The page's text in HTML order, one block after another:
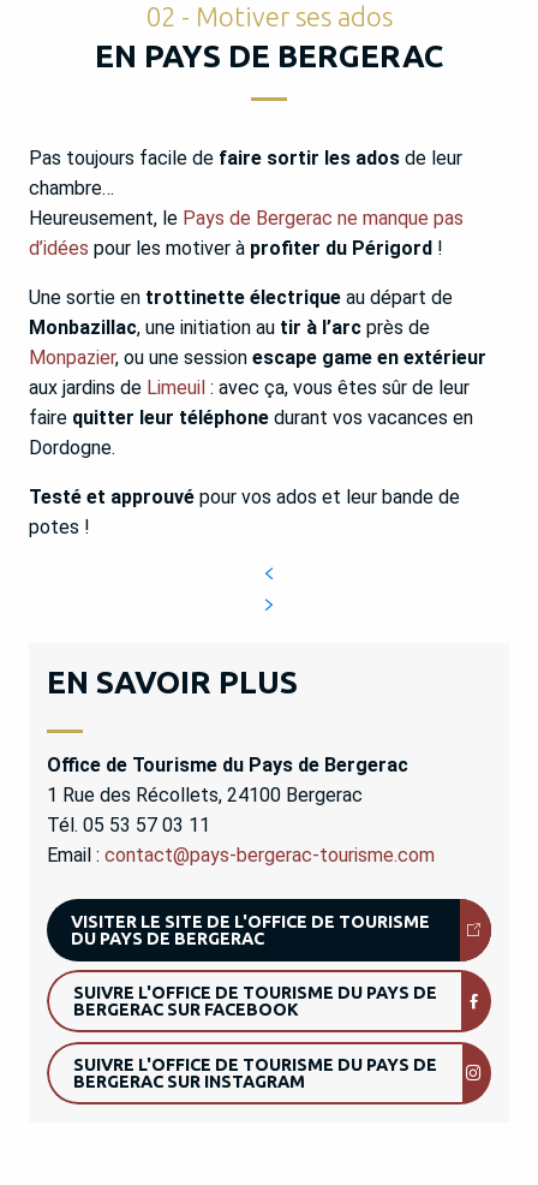
02 - Motiver ses ados
EN PAYS DE BERGERAC
Pas toujours facile de faire sortir les ados de leur
chambre…
Heureusement, le Pays de Bergerac ne manque pas
d’idées pour les motiver à profiter du Périgord !
Une sortie en trottinette électrique au départ de
Monbazillac, une initiation au tir à l’arc près de
Monpazier, ou une session escape game en extérieur
aux jardins de Limeuil : avec ça, vous êtes sûr de leur
faire quitter leur téléphone durant vos vacances en
Dordogne.
Testé et approuvé pour vos ados et leur bande de
potes !
EN SAVOIR PLUS
Office de Tourisme du Pays de Bergerac
1 Rue des Récollets, 24100 Bergerac
Tél. 05 53 57 03 11
Email : contact@pays-bergerac-tourisme.com
VISITER LE SITE DE L'OFFICE DE TOURISME
DU PAYS DE BERGERAC
SUIVRE L'OFFICE DE TOURISME DU PAYS DE
BERGERAC SUR FACEBOOK
SUIVRE L'OFFICE DE TOURISME DU PAYS DE
BERGERAC SUR INSTAGRAM